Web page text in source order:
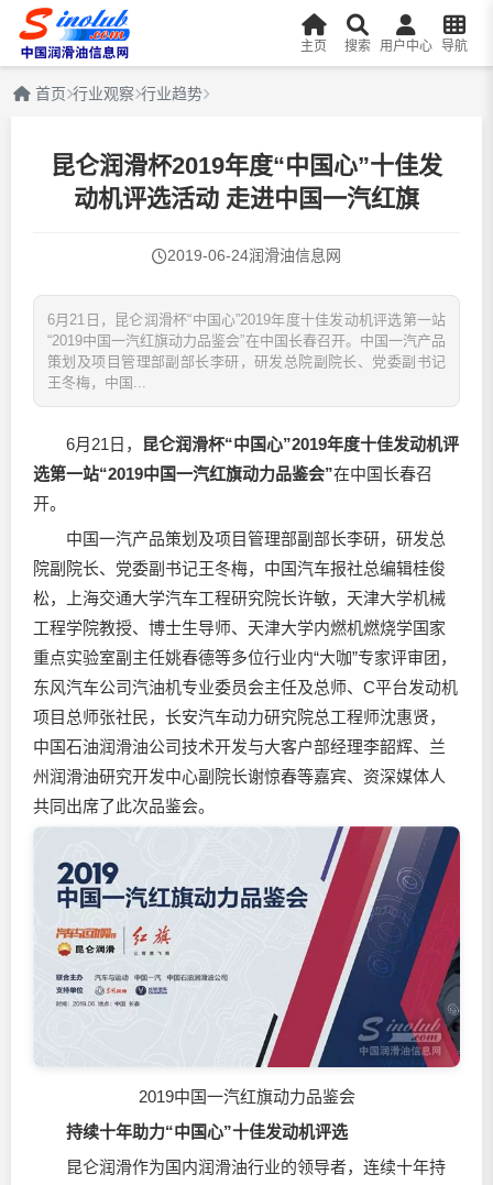
主页 搜索 用户中心 导航
首页 行业观察 行业趋势
昆仑润滑杯2019年度“中国心”十佳发
动机评选活动 走进中国一汽红旗
2019-06-24润滑油信息网
6月21日，昆仑润滑杯“中国心”2019年度十佳发动机评选第一站
“2019中国一汽红旗动力品鉴会”在中国长春召开。中国一汽产品
策划及项目管理部副部长李研，研发总院副院长、党委副书记
王冬梅，中国...
6月21日，
昆仑润滑杯“中国心”2019年度十佳发动机评
选第一站“2019中国一汽红旗动力品鉴会”在中国长春召
开。
中国一汽产品策划及项目管理部副部长李研，研发总
院副院长、党委副书记王冬梅，中国汽车报社总编辑桂俊
松，上海交通大学汽车工程研究院长许敏，天津大学机械
工程学院教授、博士生导师、天津大学内燃机燃烧学国家
重点实验室副主任姚春德等多位行业内“大咖”专家评审团，
东风汽车公司汽油机专业委员会主任及总师、C平台发动机
项目总师张社民，长安汽车动力研究院总工程师沈惠贤，
中国石油润滑油公司技术开发与大客户部经理李韶辉、兰
州润滑油研究开发中心副院长谢惊春等嘉宾、资深媒体人
共同出席了此次品鉴会。
2019中国一汽红旗动力品鉴会
持续十年助力“中国心”十佳发动机评选
昆仑润滑作为国内润滑油行业的领导者，连续十年持